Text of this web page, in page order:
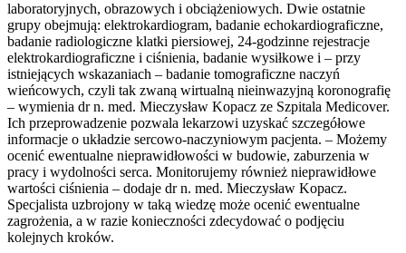
laboratoryjnych, obrazowych i obciążeniowych. Dwie ostatnie
grupy obejmują: elektrokardiogram, badanie echokardiograficzne,
badanie radiologiczne klatki piersiowej, 24-godzinne rejestracje
elektrokardiograficzne i ciśnienia, badanie wysiłkowe i – przy
istniejących wskazaniach – badanie tomograficzne naczyń
wieńcowych, czyli tak zwaną wirtualną nieinwazyjną koronografię
– wymienia dr n. med. Mieczysław Kopacz ze Szpitala Medicover.
Ich przeprowadzenie pozwala lekarzowi uzyskać szczegółowe
informacje o układzie sercowo-naczyniowym pacjenta. – Możemy
ocenić ewentualne nieprawidłowości w budowie, zaburzenia w
pracy i wydolności serca. Monitorujemy również nieprawidłowe
wartości ciśnienia – dodaje dr n. med. Mieczysław Kopacz.
Specjalista uzbrojony w taką wiedzę może ocenić ewentualne
zagrożenia, a w razie konieczności zdecydować o podjęciu
kolejnych kroków.